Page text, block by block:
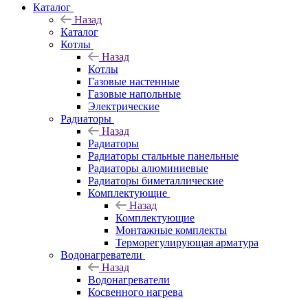
Каталог
Назад
Каталог
Котлы
Назад
Котлы
Газовые настенные
Газовые напольные
Электрические
Радиаторы
Назад
Радиаторы
Радиаторы стальные панельные
Радиаторы алюминиевые
Радиаторы биметаллические
Комплектующие
Назад
Комплектующие
Монтажные комплекты
Терморегулирующая арматура
Водонагреватели
Назад
Водонагреватели
Косвенного нагрева